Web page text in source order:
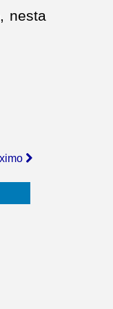
nesta